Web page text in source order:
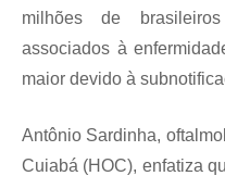
milhões de
associados à
maior devido à
Antônio Sardinha,
Cuiabá (HOC), enfatiza